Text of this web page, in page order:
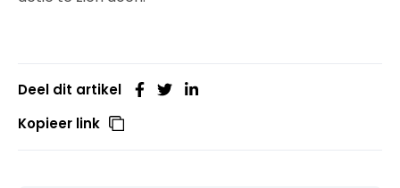
Deel dit artikel
Kopieer link